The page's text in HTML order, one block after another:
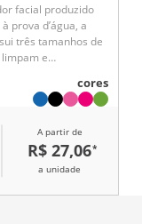
facial produzido
prova d’água, a
três tamanhos de
e
um botão de
para alternar entre
cores
A partir de
R$ 27,06*
a unidade